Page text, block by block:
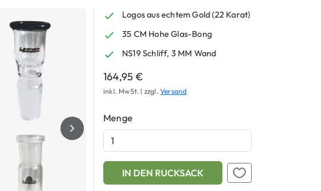
Logos aus echtem Gold (22 Karat)
35 CM Hohe Glas-Bong
NS19 Schliff, 3 MM Wand
164,95€
inkl. MwSt. | zzgl. Versand
Menge
IN DEN RUCKSACK
Add this product to your shopping cart
Auf Merkzettel setzen